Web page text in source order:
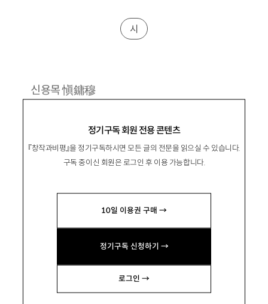
정기구독 회원 전용 콘텐츠
『창작과비평』을 정기구독하시면 모든 글의 전문을 읽으실 수 있습니다.
구독 중이신 회원은 로그인 후 이용 가능합니다.
10일 이용권 구매 →
정기구독 신청하기 →
로그인 →
시
신용목愼鏞穆
인상으로 등단.
시집 『그 바람을 다 걸어야 한다』 『바람의 백만
가를 부르면 내가 돌아보았다』 『나의 끝 거창』
『비에 도착하는 사람들은 모두 제시간에 온다』
등이 있음.
97889788@daum.net